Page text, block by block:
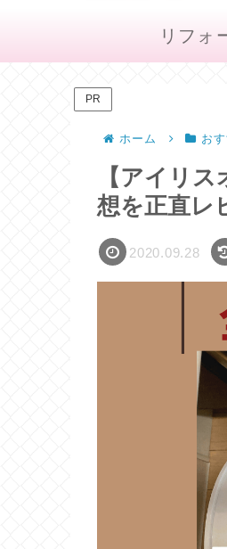
リフォ
PR
ホーム お
【アイリ
想を正直レ
2020.09.28